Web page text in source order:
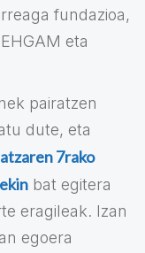
fundazioa,
eta
pairatzen
dute, eta
7rako
bat egitera
eragileak. Izan
egoera